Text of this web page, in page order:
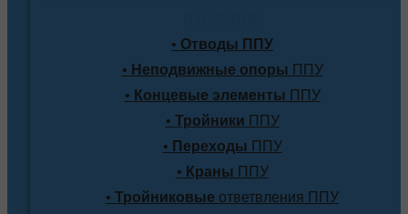
• Отводы ППУ
• Неподвижные опоры ППУ
• Концевые элементы ППУ
• Тройники ППУ
• Переходы ППУ
• Краны ППУ
• Тройниковые ответвления ППУ